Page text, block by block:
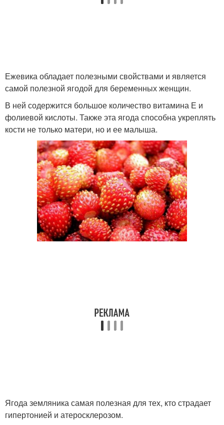
Ежевика обладает полезными свойствами и является
самой полезной ягодой для беременных женщин.
В ней содержится большое количество витамина Е и
фолиевой кислоты. Также эта ягода способна укреплять
кости не только матери, но и ее малыша.
Ягода земляника самая полезная для тех, кто страдает
гипертонией и атеросклерозом.